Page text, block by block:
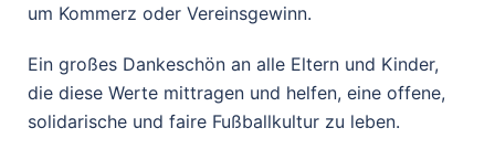
um Kommerz oder Vereinsgewinn.
Ein großes Dankeschön an alle Eltern und Kinder,
die diese Werte mittragen und helfen, eine offene,
solidarische und faire Fußballkultur zu leben.